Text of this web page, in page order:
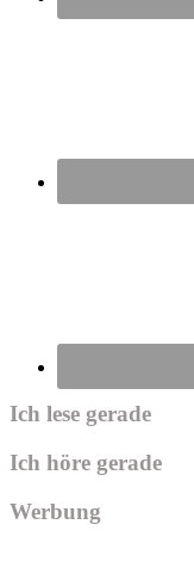
Ich lese gerade
Ich höre gerade
Werbung